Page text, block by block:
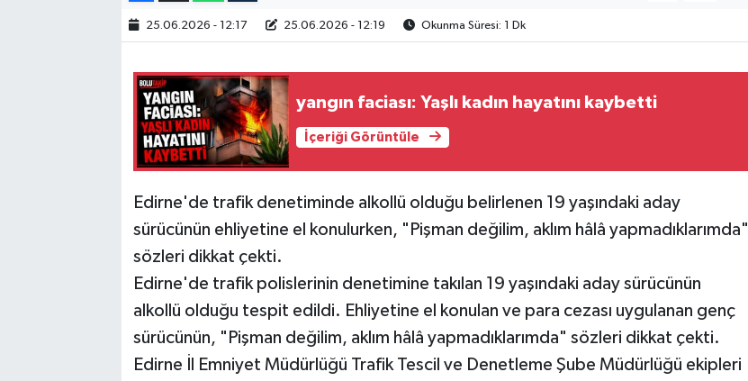
25.06.2026 - 12:17 25.06.2026 - 12:19 Okunma Süresi: 1 Dk
yangın faciası: Yaşlı kadın hayatını kaybetti
İçeriği Görüntüle
Edirne'de trafik denetiminde alkollü olduğu belirlenen 19 yaşındaki aday
sürücünün ehliyetine el konulurken, "Pişman değilim, aklım hâlâ yapmadıklarımda"
sözleri dikkat çekti.
Edirne'de trafik polislerinin denetimine takılan 19 yaşındaki aday sürücünün
alkollü olduğu tespit edildi. Ehliyetine el konulan ve para cezası uygulanan genç
sürücünün, "Pişman değilim, aklım hâlâ yapmadıklarımda" sözleri dikkat çekti.
Edirne İl Emniyet Müdürlüğü Trafik Tescil ve Denetleme Şube Müdürlüğü ekipleri